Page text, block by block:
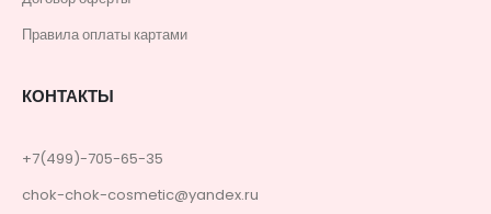
Правила оплаты картами
КОНТАКТЫ
+7(499)-705-65-35
chok-chok-cosmetic@yandex.ru